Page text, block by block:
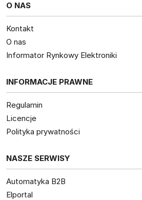
O NAS
Kontakt
O nas
Informator Rynkowy Elektroniki
INFORMACJE PRAWNE
Regulamin
Licencje
Polityka prywatności
NASZE SERWISY
Automatyka B2B
Elportal